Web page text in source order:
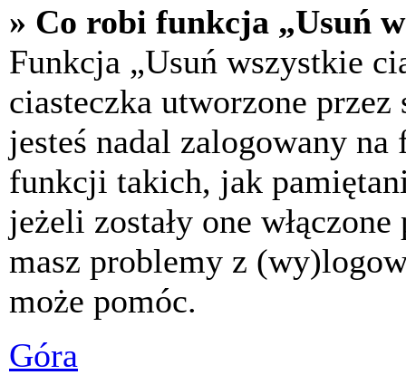
» Co robi funkcja „Usuń
Funkcja „Usuń wszystkie
ciasteczka utworzone
jesteś nadal zalogowany
funkcji takich, jak
jeżeli zostały one
masz problemy z
może pomóc.
Góra